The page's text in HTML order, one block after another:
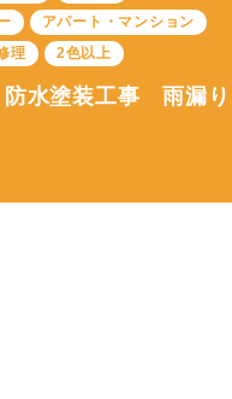
アパート・マンション
理 2色以上
防水塗装工事 雨漏り